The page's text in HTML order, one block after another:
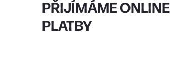
PŘIJÍMÁME ONLINE
PLATBY